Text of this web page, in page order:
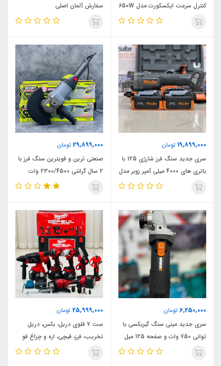
کنترل سرعت ایکسکورت مدل 650W
اصلی
سفارش آلمان اصلی
19,899,000 تومان
سری جدید سنگ فرز شارژی 125 با
باتری های 4000 میلی آمپر زوبر مدل
4000MA_125M اصلی، ویدئو تست
29,899,000 تومان
صنعتی ترین و قویترین سنگ فرز با
2 سال گرانتی 2300/4500 وات
موتور براشلس ایکسکورت مدل
6,250,000 تومان
سری جدید مینی سنگ گیربکسی با
توانی 750 وات و صفحه 125 میل
ورکس آلمان مدل 750W_125M
25,999,000 تومان
ست 7 قلوی دریل، بکس، دریل
تخریب، فرز، قیچی، اره و چراغ قو
شارژی میلواکی مدل 4.15C_7،